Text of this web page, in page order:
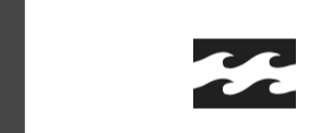
Punteggio medio
4.5